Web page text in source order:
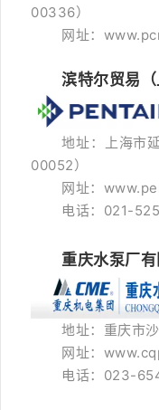
00336）
网址：
滨特尔贸易
地址：上海市
00052）
网址：
电话：021-
重庆水泵厂
地址：重庆市
网址：
电话：023-